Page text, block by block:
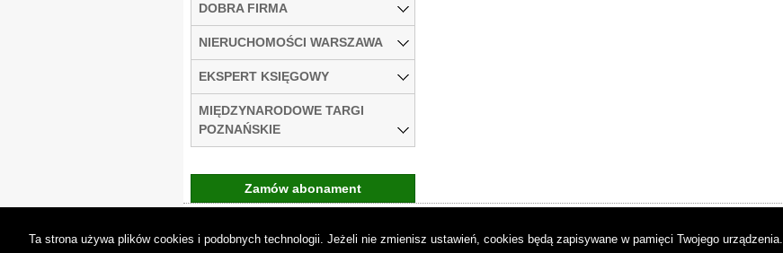
DOBRA FIRMA
NIERUCHOMOŚCI WARSZAWA
EKSPERT KSIĘGOWY
MIĘDZYNARODOWE TARGI
POZNAŃSKIE
Zamów abonament
Ta strona używa plików cookies i podobnych technologii. Jeżeli nie zmienisz ustawień, cookies będą zapisywane w pamięci Twojego urządzenia.